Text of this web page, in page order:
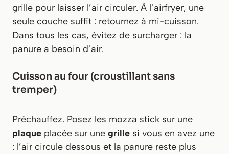
grille pour laisser l’air circuler. À l’airfryer, une
seule couche suffit : retournez à mi-cuisson.
Dans tous les cas, évitez de surcharger : la
panure a besoin d’air.
Cuisson au four (croustillant sans
tremper)
Préchauffez. Posez les mozza stick sur une
plaque placée sur une grille si vous en avez une
: l’air circule dessous et la panure reste plus